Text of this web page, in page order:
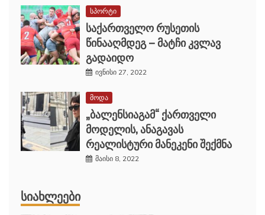
სპორტი
საქართველო რუსეთის
წინააღმდეგ – მატჩი კვლავ
გადაიდო
ივნისი 27, 2022
მოდა
„ბალენსიაგამ“ ქართველი
მოდელის, ანაგავას
რეალისტური მანეკენი შექმნა
მაისი 8, 2022
ᲡᲘᲐᲮᲚᲔᲔᲑᲘ